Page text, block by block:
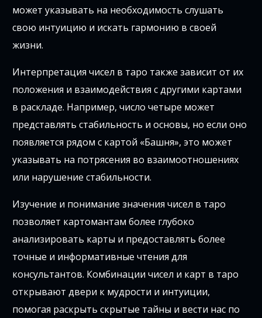
может указывать на необходимость слушать
свою интуицию и искать гармонию в своей
жизни.
Интерпретация чисел в таро также зависит от их
положения и взаимодействия с другими картами
в раскладе. Например, число четыре может
представлять стабильность и основы, но если оно
появляется рядом с картой «Башня», это может
указывать на потрясения во взаимоотношениях
или нарушение стабильности.
Изучение и понимание значения чисел в таро
позволяет картомантам более глубоко
анализировать карты и предоставлять более
точные и информативные чтения для
консультантов. Комбинации чисел и карт в таро
открывают двери к мудрости и интуиции,
помогая раскрыть скрытые тайны и вести нас по